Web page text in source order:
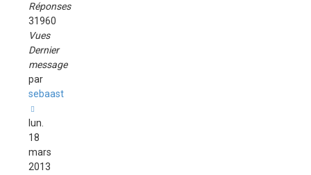
Réponses
31960
Vues
Dernier
message
par
sebaast
lun.
18
mars
2013